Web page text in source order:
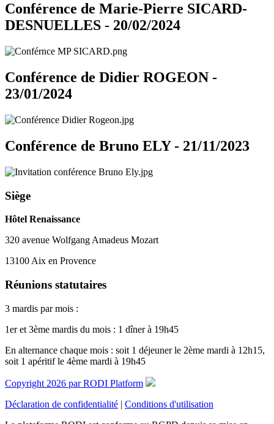
Conférence de Marie-Pierre SICARD-
DESNUELLES - 20/02/2024
Conférence de Didier ROGEON -
23/01/2024
Conférence de Bruno ELY - 21/11/2023
Siège
Hôtel Renaissance
320 avenue Wolfgang Amadeus Mozart
13100 Aix en Provence
Réunions statutaires
3 mardis par mois :
1er et 3ème mardis du mois : 1 dîner à 19h45
En alternance chaque mois : soit 1 déjeuner le 2ème mardi à 12h15,
soit 1 apéritif le 4ème mardi à 19h45
Copyright 2026 par RODI Platform
Déclaration de confidentialité | Conditions d'utilisation